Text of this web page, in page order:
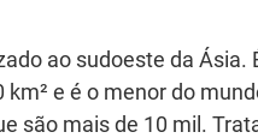
ao sudoeste da Ásia.
e é o menor do
são mais de 10 mil.